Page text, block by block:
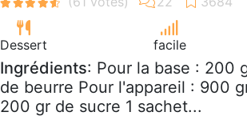
Dessert facile
Ingrédients: Pour la base : 200
de beurre Pour l'appareil : 900
200 gr de sucre 1 sachet...